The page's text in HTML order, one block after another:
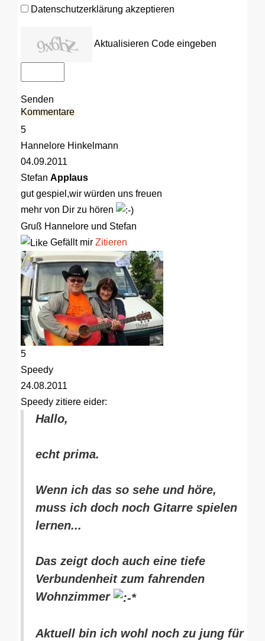
Datenschutzerklärung akzeptieren
Aktualisieren Code eingeben
Senden
Kommentare
5
Hannelore Hinkelmann
04.09.2011
Stefan Applaus
gut gespiel,wir würden uns freuen
mehr von Dir zu hören
Gruß Hannelore und Stefan
Gefällt mir Zitieren
5
Speedy
24.08.2011
Speedy zitiere eider:
Hallo,
echt prima.
Wenn ich das so sehe und höre,
muss ich doch noch Gitarre spielen
lernen...
Das zeigt doch auch eine tiefe
Verbundenheit zum fahrenden
Wohnzimmer
Aktuell bin ich wohl noch zu jung für